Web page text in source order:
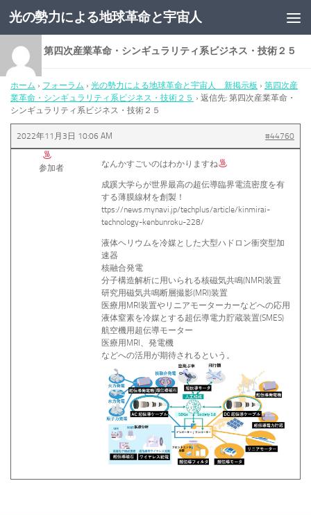
コンテンツへスキップ
光の勢力による地球革命と宇宙人
返信先: 第四次産業革命・シンギュラリティ系ビジネス・技術２５
ホーム › フォーラム › 光の勢力による地球革命と宇宙人 新掲示板 › 第四次産
業革命・シンギュラリティ系ビジネス・技術２５ › 返信先: 第四次産業革命・
シンギュラリティ系ビジネス・技術２５
2022年11月3日 10:06 AM #44760
参加者 なんかすごいのはわかりますね
成蹊大学らが世界最高の超伝導臨界電流密度を有
する薄膜線材を創製！
ttps://news.mynavi.jp/techplus/article/kinmirai-
technology-kenbunroku-228/
液体ヘリウムを冷媒とした大型ハドロン衝突型加
速器
核融合発電
分子構造解析に用いられる核磁気共鳴(NMR)装置
研究用磁気共鳴断層撮影(MRI)装置
医療用MRI装置やリニアモーターカーなどへの応用
液体窒素を冷媒とする超伝導電力貯蔵装置(SMES)
航空機用超伝導モーター
医療用MRI、発電機
などへの活用が期待されるという。